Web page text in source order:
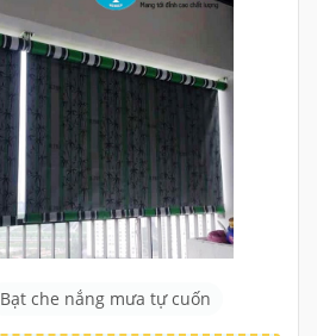
Bạt che nắng mưa tự cuốn